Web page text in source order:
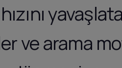
ve arama